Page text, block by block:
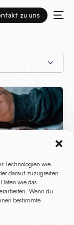
Technologien wie
darauf zuzugreifen.
wie das
Wenn du
bestimmte
zu uns